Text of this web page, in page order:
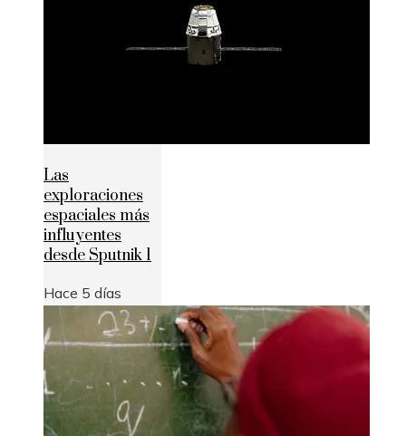
Las
exploraciones
espaciales más
influyentes
desde Sputnik 1
Hace 5 días